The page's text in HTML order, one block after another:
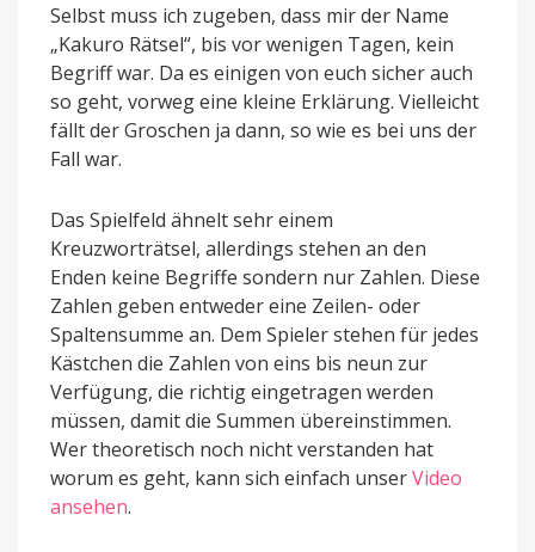
Selbst muss ich zugeben, dass mir der Name
„Kakuro Rätsel“, bis vor wenigen Tagen, kein
Begriff war. Da es einigen von euch sicher auch
so geht, vorweg eine kleine Erklärung. Vielleicht
fällt der Groschen ja dann, so wie es bei uns der
Fall war.
Das Spielfeld ähnelt sehr einem
Kreuzworträtsel, allerdings stehen an den
Enden keine Begriffe sondern nur Zahlen. Diese
Zahlen geben entweder eine Zeilen- oder
Spaltensumme an. Dem Spieler stehen für jedes
Kästchen die Zahlen von eins bis neun zur
Verfügung, die richtig eingetragen werden
müssen, damit die Summen übereinstimmen.
Wer theoretisch noch nicht verstanden hat
worum es geht, kann sich einfach unserVideo
ansehen.